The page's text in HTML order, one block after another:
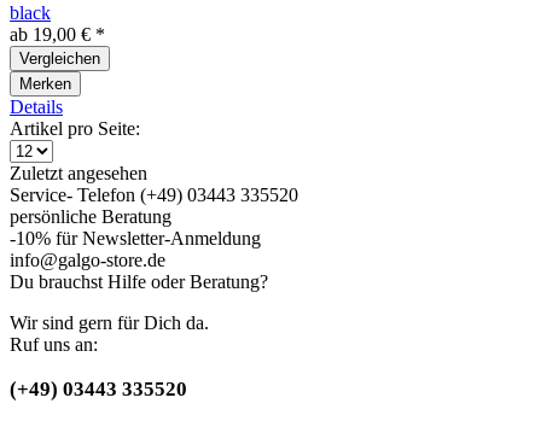
black
ab 19,00 € *
Vergleichen
Merken
Details
Artikel pro Seite:
Zuletzt angesehen
Service- Telefon (+49) 03443 335520
persönliche Beratung
-10% für Newsletter-Anmeldung
info@galgo-store.de
Du brauchst Hilfe oder Beratung?
Wir sind gern für Dich da.
Ruf uns an:
(+49) 03443 335520